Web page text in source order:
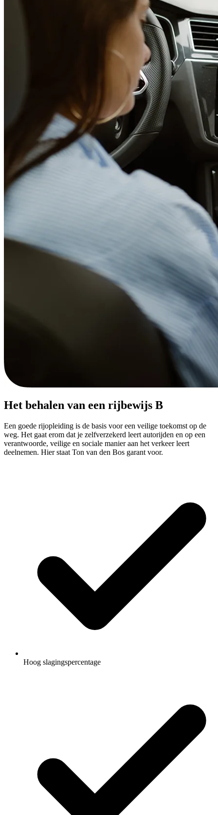
Het behalen van een rijbewijs B
Een goede rijopleiding is de basis voor een veilige toekomst op de
weg. Het gaat erom dat je zelfverzekerd leert autorijden en op een
verantwoorde, veilige en sociale manier aan het verkeer leert
deelnemen. Hier staat Ton van den Bos garant voor.
Hoog slagingspercentage